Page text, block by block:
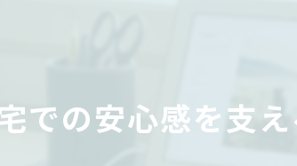
での安心感を支